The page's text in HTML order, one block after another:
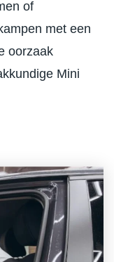
of
met een
oorzaak
Mini